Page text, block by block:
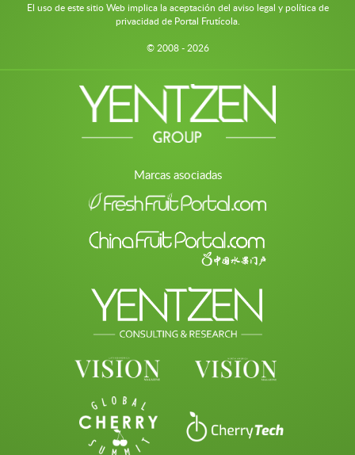
El uso de este sitio Web implica la aceptación del aviso legal y política de
privacidad de Portal Frutícola.
© 2008 - 2026
Marcas asociadas